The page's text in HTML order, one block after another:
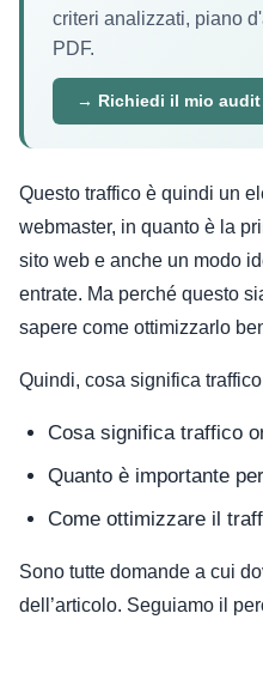
criteri analizzati, piano
PDF.
→ Richiedi il mio audit
Questo traffico è quindi un
webmaster, in quanto è la
sito web e anche un modo
entrate. Ma perché questo
sapere come ottimizzarlo
Quindi, cosa significa
Cosa significa traffico
Quanto è importante
Come ottimizzare il
Sono tutte domande a cui
dell’articolo. Seguiamo il